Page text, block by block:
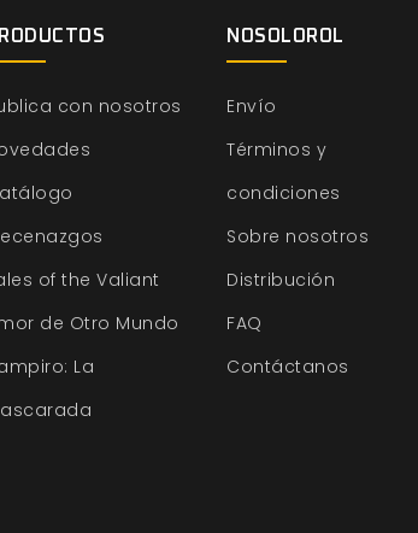
con nosotros
of the Valiant
de Otro Mundo
La
NOSOLOROL
Envío
Términos y
condiciones
Sobre nosotros
Distribución
FAQ
Contáctanos